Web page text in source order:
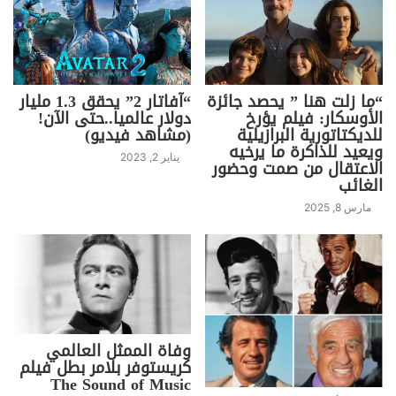
“ما زلت هنا ” يحصد جائزة
الأوسكار: فيلم يؤرخ
للديكتاتورية البرازيلية
ويعيد للذاكرة ما يرخيه
الاعتقال من صمت وحضور
الغائب
مارس 8, 2025
“آفاتار 2” يحقق 1.3 مليار
دولار عالميا..حتى الآن!
(مشاهد فيديو)
يناير 2, 2023
وفاة الممثل العالمي
كريستوفر بلامر بطل فيلم
The Sound of Music